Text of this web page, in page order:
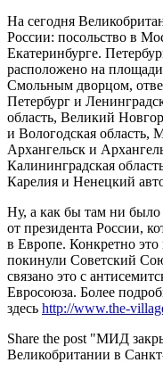
На сегодня
России: посольство в
Екатеринбурге.
расположено на
Смольным дворцом,
Петербург и
область, Великий
и Вологодская область,
Архангельск и
Калининградская
Карелия и Ненецкий
Ну, а как бы там ни было
от президента России,
в Европе. Конкретно это
покинули Советский
связано это с
Евросоюза. Более
здесь http://www.the-
Share the post "МИД
Великобритании в